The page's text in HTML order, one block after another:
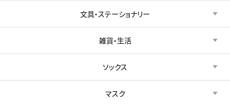
文具・ステーショナリー
雑貨・生活
ソックス
マスク